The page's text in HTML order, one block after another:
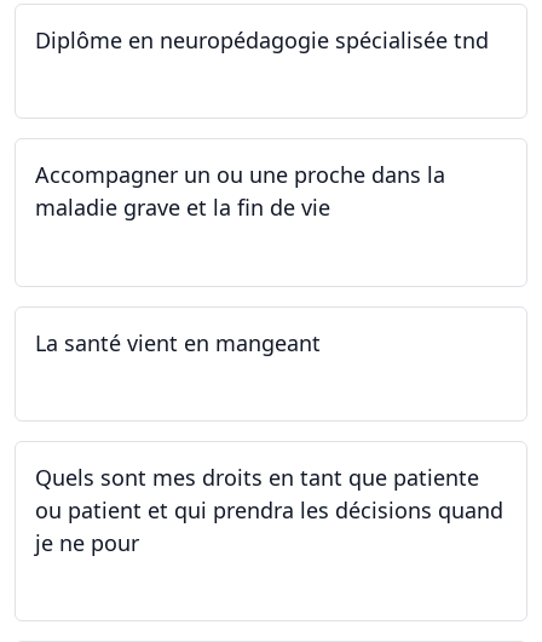
Diplôme en neuropédagogie spécialisée tnd
Accompagner un ou une proche dans la
maladie grave et la fin de vie
La santé vient en mangeant
Quels sont mes droits en tant que patiente
ou patient et qui prendra les décisions quand
je ne pour